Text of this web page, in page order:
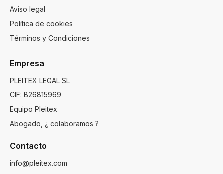
Aviso legal
Política de cookies
Términos y Condiciones
Empresa
PLEITEX LEGAL SL
CIF: B26815969
Equipo Pleitex
Abogado, ¿ colaboramos ?
Contacto
info@pleitex.com